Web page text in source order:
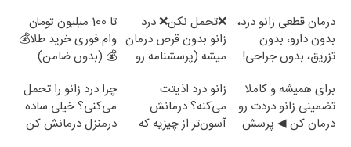
درمان قطعی زانو درد،
بدون دارو، بدون
تزریق، بدون جراحی!
❌تحمل نکن❌ درد
زانو بدون قرص درمان
میشه (پرسشنامه رو
تا 100 میلیون تومان
وام فوری خرید طلا💰
💰 (بدون ضامن)
برای همیشه و کاملا
تضمینی زانو دردت رو
درمان کن ◀ پرسش
زانو درد اذیتت
می‌کنه؟ درمانش
آسون‌تر از چیزیه که
چرا درد زانو را تحمل
می‌کنی؟ خیلی ساده
درمنزل درمانش کن